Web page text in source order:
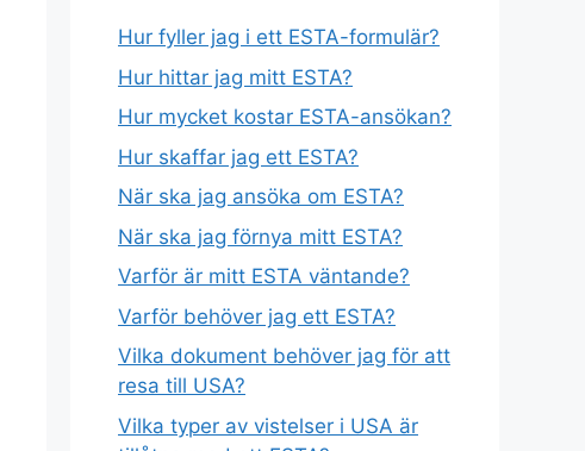
Hur fyller jag i ett ESTA-formulär?
Hur hittar jag mitt ESTA?
Hur mycket kostar ESTA-ansökan?
Hur skaffar jag ett ESTA?
När ska jag ansöka om ESTA?
När ska jag förnya mitt ESTA?
Varför är mitt ESTA väntande?
Varför behöver jag ett ESTA?
Vilka dokument behöver jag för att
resa till USA?
Vilka typer av vistelser i USA är